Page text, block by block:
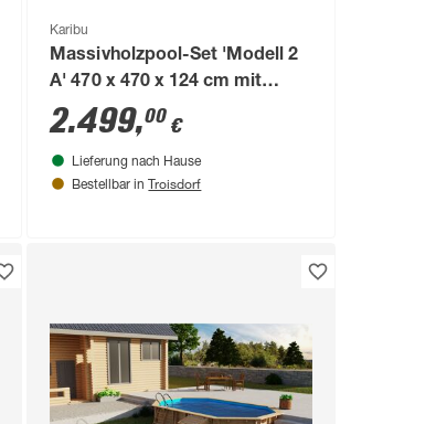
Karibu
Massivholzpool-Set 'Modell 2
A' 470 x 470 x 124 cm mit
Edelstahlleiter und Holzleiter
2.499,00 €
Lieferung nach Hause
Bestellbar in Troisdorf